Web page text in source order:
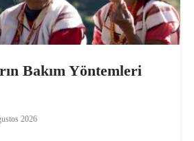
Bakım Yöntemleri
2026